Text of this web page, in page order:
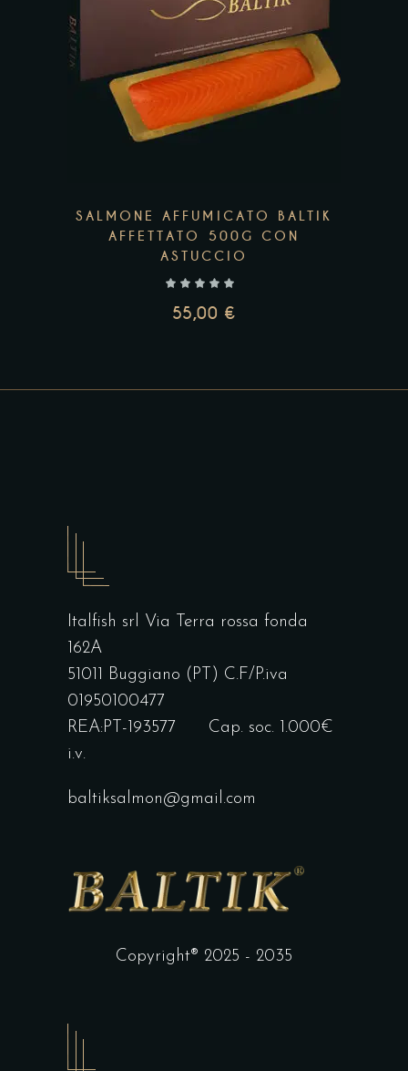
A
68,31 €
Add to wishlist
SALMONE AFFUMICATO BALTIK
AFFETTATO 500G CON
ASTUCCIO
55,00 €
Italfish srl Via Terra rossa fonda
162A
51011 Buggiano (PT) C.F/P.iva
01950100477
REA:PT-193577 Cap. soc. 1.000€
i.v.
baltiksalmon@gmail.com
Copyright® 2025 - 2035